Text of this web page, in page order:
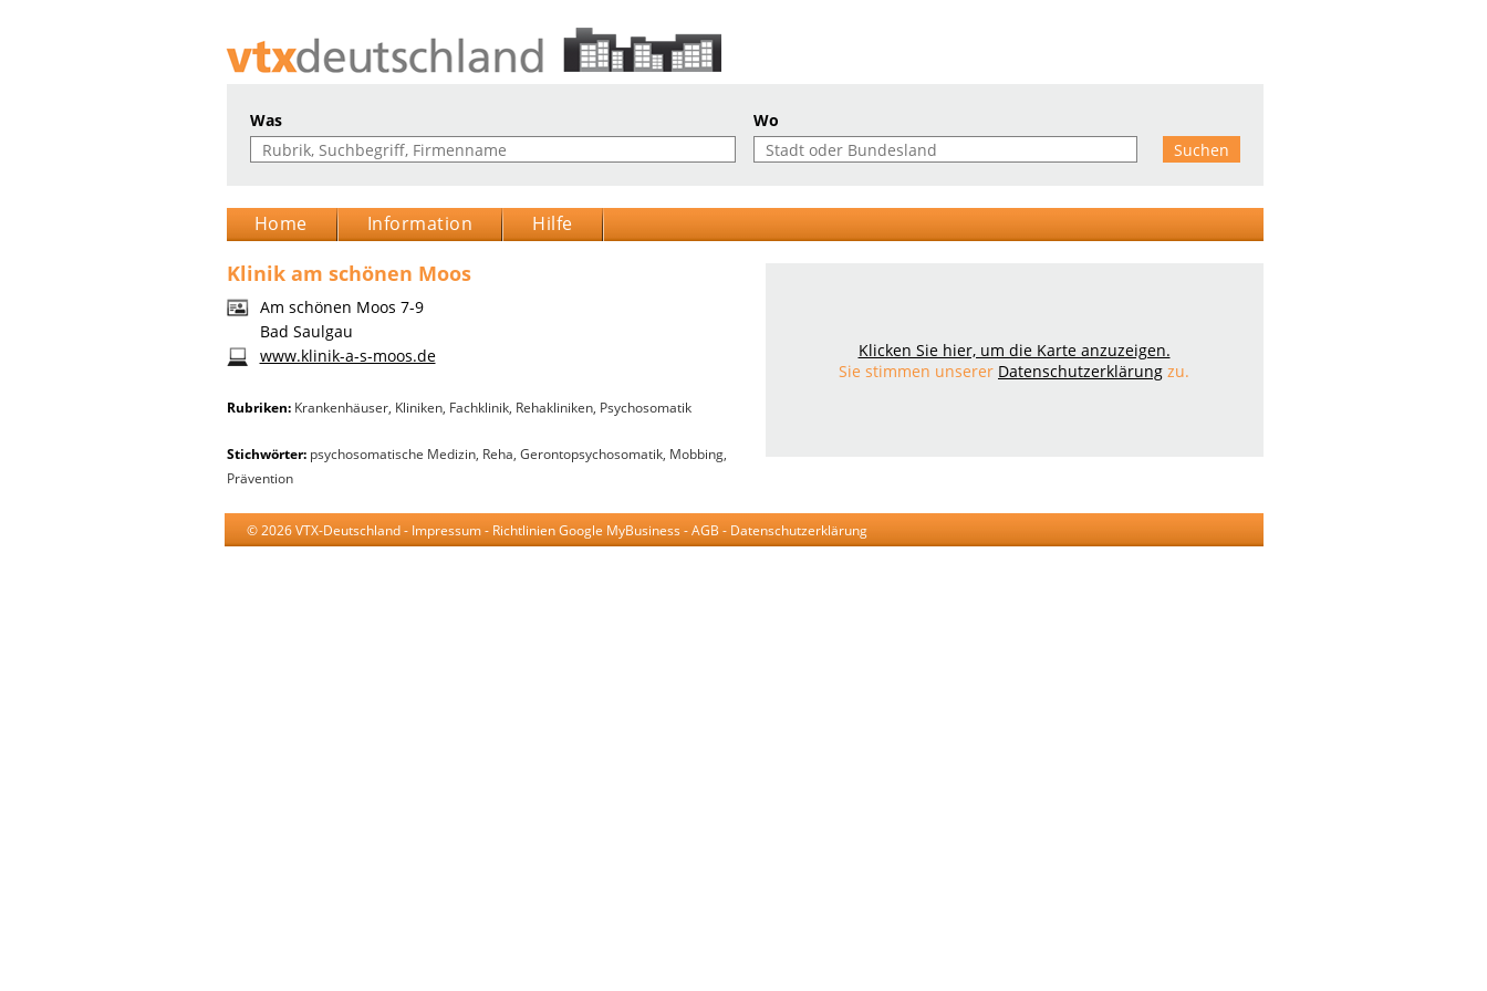
Was Wo
Home Information Hilfe
Klinik am schönen Moos
Am schönen Moos 7-9
Bad Saulgau
www.klinik-a-s-moos.de
Rubriken: Krankenhäuser, Kliniken, Fachklinik, Rehakliniken, Psychosomatik
Stichwörter:psychosomatische Medizin, Reha, Gerontopsychosomatik, Mobbing,
Prävention
Klicken Sie hier, um die Karte anzuzeigen.
Sie stimmen unserer Datenschutzerklärung zu.
© 2026 VTX-Deutschland - Impressum- Richtlinien Google MyBusiness -AGB - Datenschutzerklärung